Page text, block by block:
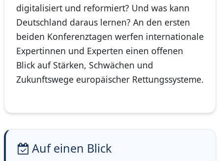
digitalisiert und reformiert? Und was kann
Deutschland daraus lernen? An den ersten
beiden Konferenztagen werfen internationale
Expertinnen und Experten einen offenen
Blick auf Stärken, Schwächen und
Zukunftswege europäischer Rettungssysteme.
Auf einen Blick